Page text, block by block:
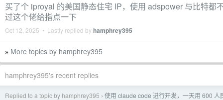
买了个 iproyal 的美国静态住宅 IP，使用 adspower 与比特都
过这个佬给指点一下
Oct 12, 2025 • Lastly replied byhamphrey395
» More topics by hamphrey395
hamphrey395's recent replies
Replied to a topic by hamphrey395 › 使用 claude code 进行开发，一天用 600 人